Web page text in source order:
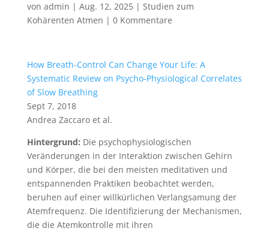
von admin | Aug. 12, 2025| Studien zum
Kohärenten Atmen | 0 Kommentare
How Breath-Control Can Change Your Life: A
Systematic Review on Psycho-Physiological Correlates
of Slow Breathing
Sept 7, 2018
Andrea Zaccaro et al.
Hintergrund: Die psychophysiologischen
Veränderungen in der Interaktion zwischen Gehirn
und Körper, die bei den meisten meditativen und
entspannenden Praktiken beobachtet werden,
beruhen auf einer willkürlichen Verlangsamung der
Atemfrequenz. Die Identifizierung der Mechanismen,
die die Atemkontrolle mit ihren